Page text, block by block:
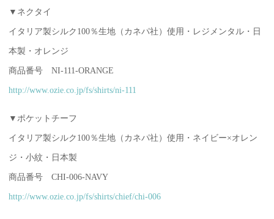
▼ネクタイ
イタリア製シルク100％生地（カネパ社）使用・レジメンタル・日
本製・オレンジ
商品番号 NI-111-ORANGE
http://www.ozie.co.jp/fs/shirts/ni-111
▼ポケットチーフ
イタリア製シルク100％生地（カネパ社）使用・ネイビー×オレン
ジ・小紋・日本製
商品番号 CHI-006-NAVY
http://www.ozie.co.jp/fs/shirts/chief/chi-006